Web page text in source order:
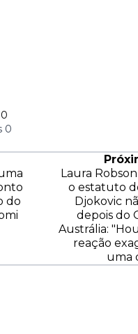
0
0
do
Laura
o estatuto
Djokovic
depois do
Austrália:
reação
uma